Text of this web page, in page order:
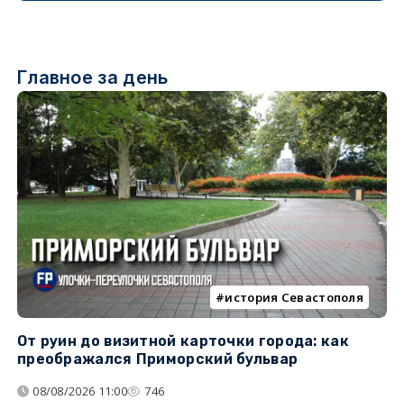
Главное за день
история Севастополя
От руин до визитной карточки города: как
преображался Приморский бульвар
08/08/2026 11:00 746